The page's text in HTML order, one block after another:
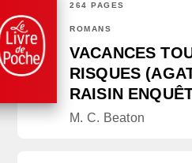
264 PAGES
ROMANS
VACANCES
RISQUES
RAISIN
M. C. Beaton